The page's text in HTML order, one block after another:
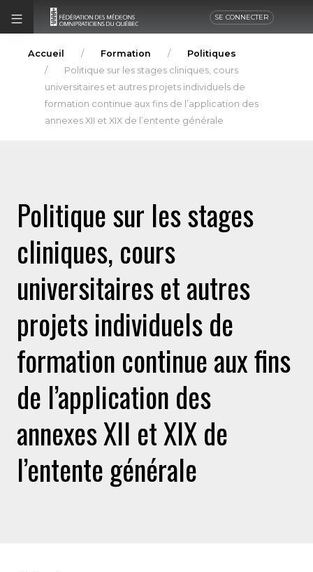
SE CONNECTER
Accueil Formation
Politiques
Politique sur les stages cliniques, cours
universitaires et autres projets individuels de
formation continue aux fins de l’application des
annexes XII et XIX de l’entente générale
Politique sur les stages
cliniques, cours
universitaires et autres
projets individuels de
formation continue aux fins
de l’application des
annexes XII et XIX de
l’entente générale